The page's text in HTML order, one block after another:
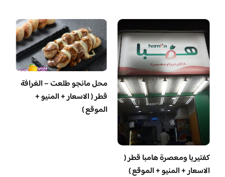
‏كفتيريا ومعصرة هامبا قطر (
الاسعار + المنيو + الموقع )
محل مانجو طلعت – الغرافة
قطر ( الاسعار + المنيو +
الموقع )